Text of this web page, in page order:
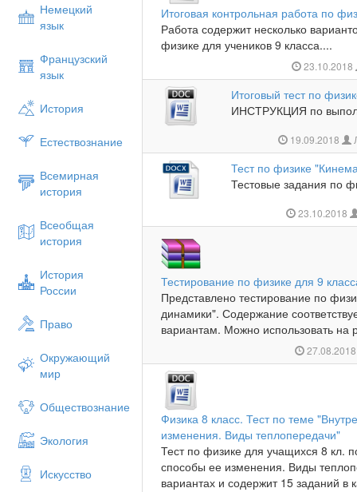
Немецкий
язык
Французский
язык
История
Естествознание
Всемирная
история
Всеобщая
история
История
России
Право
Окружающий
мир
Обществознание
Экология
Искусство
Итоговая контрольная работа по
Работа содержит несколько
физике для учеников 9 класса....
23.10.2018
Итоговый тест по
ИНСТРУКЦИЯ по
19.09.2018
Тест по физике
Тестовые задания по
23.10.2018
Тестирование по физике для 9
Представлено тестирование по
динамики". Содержание
вариантам. Можно использовать на
Физика 8 класс. Тест по теме
изменения. Виды теплопередачи"
Тест по физике для учащихся 8 кл.
способы ее изменения. Виды
вариантах и содержит 15 заданий в